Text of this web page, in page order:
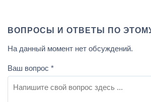
ВОПРОСЫ И ОТВЕТЫ ПО
На данный момент нет обсуждений.
Ваш вопрос *